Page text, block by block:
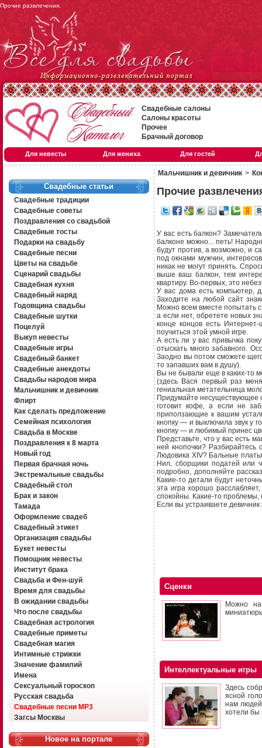
Прочие развлечения.
Свадебные салоны
Салоны красоты
Прочее
Брачный договор
Для невесты Для жениха Для гостей
Свадебные статьи
Свадебные традиции
Свадебные советы
Поздравления со свадьбой
Свадебные тосты
Подарки на свадьбу
Свадебные песни
Цветы на свадьбе
Сценарий свадьбы
Свадебная кухня
Свадебный наряд
Годовщина свадьбы
Свадебные шутки
Поцелуй
Выкуп невесты
Свадебные игры
Свадебный банкет
Свадебные анекдоты
Свадьбы народов мира
Мальчишник и девичник
Флирт
Как сделать предложение
Семейная психология
Свадьба в Москве
Поздравления к 8 марта
Новый год
Первая брачная ночь
Экстремальные свадьбы
Свадебный стол
Брак и закон
Тамада
Оформление свадеб
Свадебный этикет
Организация свадьбы
Букет невесты
Помощник невесты
Институт брака
Свадьба и Фен-шуй
Время для свадьбы
В ожидании свадьбы
Что после свадьбы
Свадебная астрология
Свадебные приметы
Свадебная магия
Интимные стрижки
Значение фамилий
Имена
Сексуальный гороскоп
Русская свадьба
Свадебные песни MP3
Загсы Москвы
Новое на портале
Мальчишник и девичник >
Прочие
У вас есть балкон?
балконе можно... петь!
будут против, а возможно, и
под окнами мужчин,
никак не могут принять.
выше ваш балкон, тем
квартиру. Во-первых, это
У вас дома есть компьютер,
Заходите на любой сайт
Можно всем вместе попытать
а если нет, обретете новых
конце концов есть
поучиться этой умной игре.
А есть ли у вас привычка
отыскать много забавного.
Заодно вы потом сможете
то запавших вам в душу).
Вы не бывали еще в каких-то
(здесь Вася первый раз
гениальная метательница
Придумайте несуществующее
готовит кофе, а если не
приползающие к вашим
кнопку — и выключила звук у
кнопку — и любимый принес
Представьте, что у вас есть
ней кнопочки?
Людовика XIV? Бальные
Нил, сборщики податей или
подробно, дополняйте
Какие-то детали будут
эта игра хорошо
спокойны. Какие-то проблемы,
Если вы устраиваете
Сценки
Можно на
Интеллектуальные игры
Здесь
ясной
нам
хотели бы